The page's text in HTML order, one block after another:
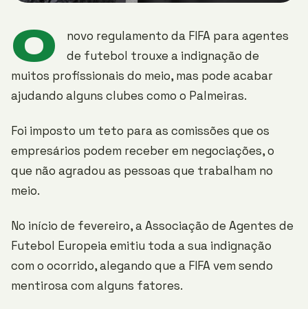
O
novo regulamento da FIFA para agentes
de futebol trouxe a indignação de
muitos profissionais do meio, mas pode acabar
ajudando alguns clubes como o Palmeiras.
Foi imposto um teto para as comissões que os
empresários podem receber em negociações, o
que não agradou as pessoas que trabalham no
meio.
No início de fevereiro, a Associação de Agentes de
Futebol Europeia emitiu toda a sua indignação
com o ocorrido, alegando que a FIFA vem sendo
mentirosa com alguns fatores.